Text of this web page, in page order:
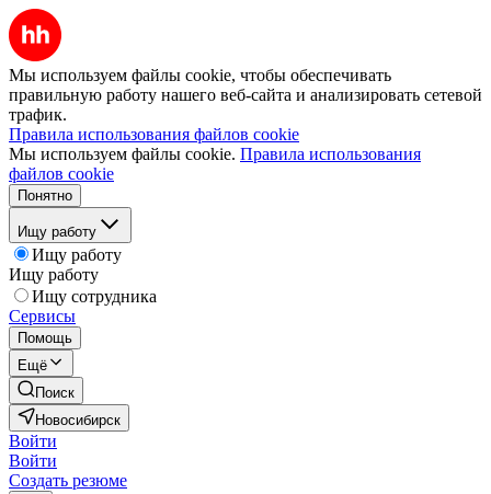
Мы используем файлы cookie, чтобы обеспечивать
правильную работу нашего веб-сайта и анализировать сетевой
трафик.
Правила использования файлов cookie
Мы используем файлы cookie. Правила использования
файлов cookie
Понятно
Ищу работу
Ищу работу
Ищу работу
Ищу сотрудника
Сервисы
Помощь
Ещё
Поиск
Новосибирск
Войти
Войти
Создать резюме